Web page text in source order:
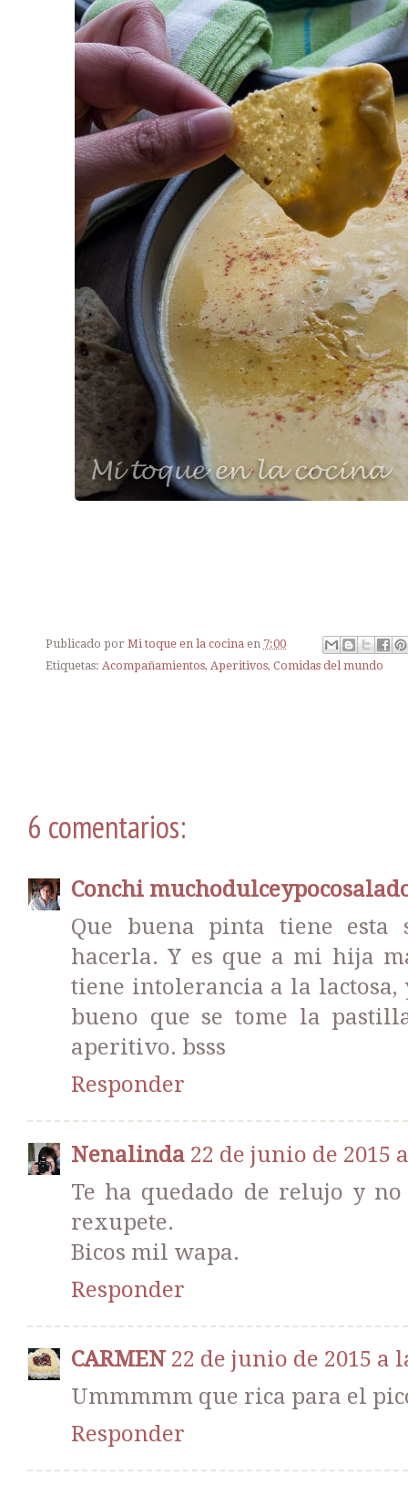
Publicado por Mi toque en la cocina en 7:00
Etiquetas: Acompañamientos, Aperitivos, Comidas del mundo
6 comentarios:
Conchi
Que buena pinta tiene
hacerla. Y es que a mi hija
tiene intolerancia a la lactosa,
bueno que se tome la
aperitivo. bsss
Responder
Nenalinda 22 de junio de 2015
Te ha quedado de relujo y
rexupete.
Bicos mil wapa.
Responder
CARMEN 22 de junio de 2015 a
Ummmmm que rica para el
Responder